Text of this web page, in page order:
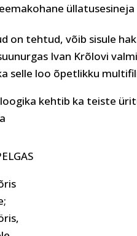
üllatusesineja
on tehtud, võib sisule
Ivan Krõlovi
selle loo õpetlikku
loogika kehtib ka teiste